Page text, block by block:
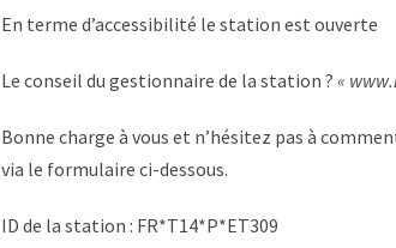
En terme d’accessibilité le station est ouverte
Le conseil du gestionnaire de la station ? «
Bonne charge à vous et n’hésitez pas à
via le formulaire ci-dessous.
ID de la station : FR*T14*P*ET309